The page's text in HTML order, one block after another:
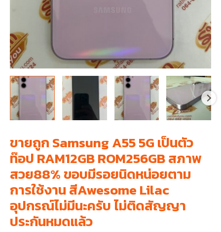
ขายถูก Samsung A55 5G เป็นตัว
ท๊อป RAM12GB ROM256GB สภาพ
สวย88% ขอบมีรอยนิดหน่อยตาม
การใช้งาน สีAwesome Lilac
อุปกรณ์ไม่มีนะครับ ไม่ติดสัญญา
ประกันหมดแล้ว